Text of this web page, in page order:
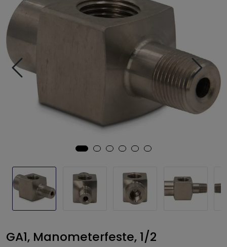
GA1, Manometerfeste, 1/2
Dynaset
Vinsjer
Vis priser